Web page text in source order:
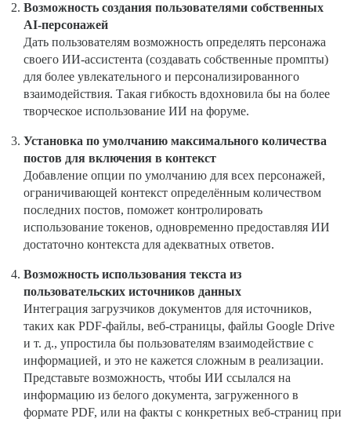
Возможность создания пользователями собственных
AI-персонажей
Дать пользователям возможность определять персонажа
своего ИИ-ассистента (создавать собственные промпты)
для более увлекательного и персонализированного
взаимодействия. Такая гибкость вдохновила бы на более
творческое использование ИИ на форуме.
Установка по умолчанию максимального количества
постов для включения в контекст
Добавление опции по умолчанию для всех персонажей,
ограничивающей контекст определённым количеством
последних постов, поможет контролировать
использование токенов, одновременно предоставляя ИИ
достаточно контекста для адекватных ответов.
Возможность использования текста из
пользовательских источников данных
Интеграция загрузчиков документов для источников,
таких как PDF-файлы, веб-страницы, файлы Google Drive
и т. д., упростила бы пользователям взаимодействие с
информацией, и это не кажется сложным в реализации.
Представьте возможность, чтобы ИИ ссылался на
информацию из белого документа, загруженного в
формате PDF, или на факты с конкретных веб-страниц при